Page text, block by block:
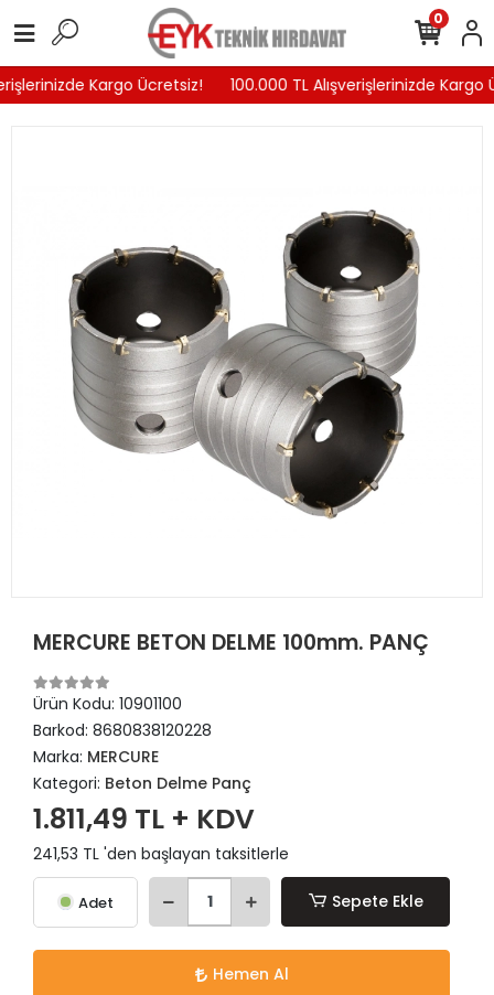
Kargo Ücretsiz! 100.000 TL Alışverişlerinizde Kargo
0
MERCURE BETON DELME 100mm. PANÇ
Ürün Kodu: 10901100
Barkod: 8680838120228
Marka: MERCURE
Kategori: Beton Delme Panç
1.811,49 TL + KDV
241,53 TL 'den başlayan taksitlerle
Adet Sepete Ekle
Hemen Al